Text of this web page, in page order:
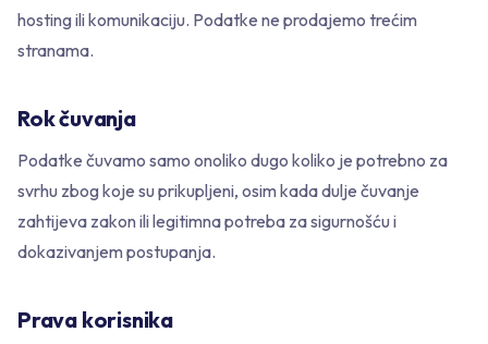
hosting ili komunikaciju. Podatke ne prodajemo trećim
stranama.
Rok čuvanja
Podatke čuvamo samo onoliko dugo koliko je potrebno za
svrhu zbog koje su prikupljeni, osim kada dulje čuvanje
zahtijeva zakon ili legitimna potreba za sigurnošću i
dokazivanjem postupanja.
Prava korisnika